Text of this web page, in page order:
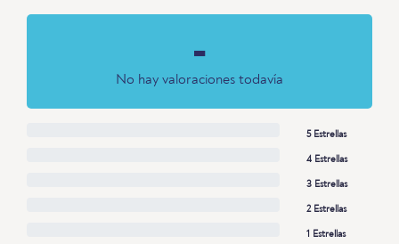
-
No hay valoraciones todavía
5 Estrellas
4 Estrellas
3 Estrellas
2 Estrellas
1 Estrellas